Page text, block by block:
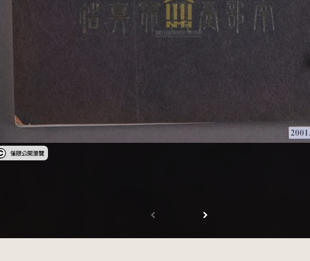
受著作權法保護-僅限於本平台有限度公開瀏覽